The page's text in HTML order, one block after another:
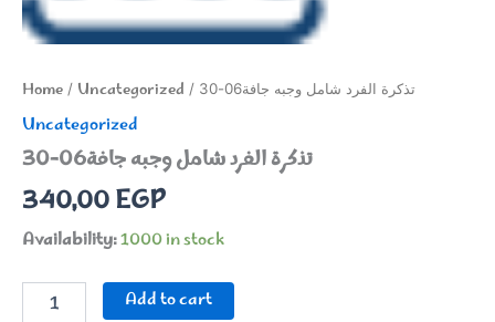
Home / Uncategorized / تذكرة الفرد شامل وجبه جافة06-30
Uncategorized
تذكرة الفرد شامل وجبه جافة06-30
340,00EGP
Availability:1000 in stock
تذكرة
Add to cart